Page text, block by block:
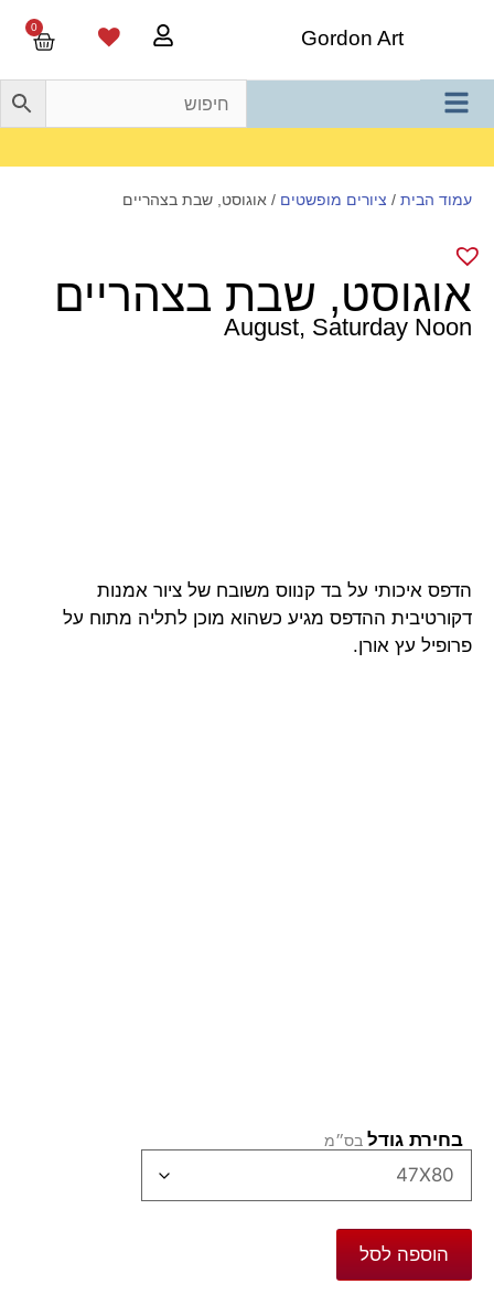
Gordon Art
0
עמוד הבית / ציורים מופשטים / אוגוסט, שבת בצהריים
אוגוסט, שבת בצהריים
August, Saturday Noon
הדפס איכותי על בד קנווס משובח של ציור אמנות
דקורטיבית ההדפס מגיע כשהוא מוכן לתליה מתוח על
פרופיל עץ אורן.
בחירת גודל
הוספה לסל